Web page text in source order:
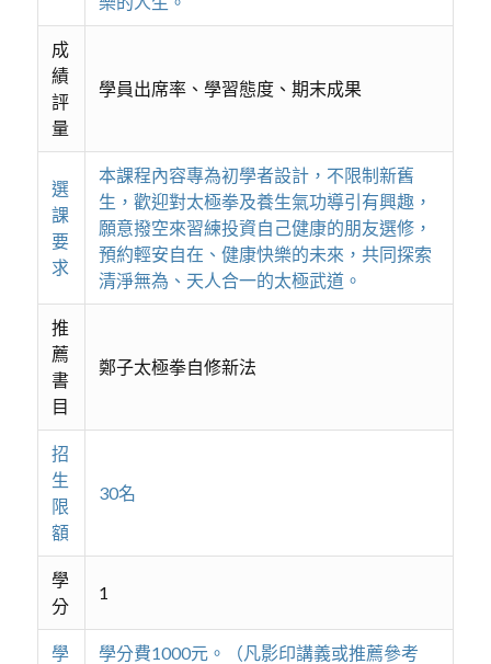
成
績
評
量
學員出席率、學習態度、期末成果
選
課
要
求
本課程內容專為初學者設計，不限制新舊
生，歡迎對太極拳及養生氣功導引有興趣，
願意撥空來習練投資自己健康的朋友選修，
預約輕安自在、健康快樂的未來，共同探索
清淨無為、天人合一的太極武道。
推
薦
書
目
鄭子太極拳自修新法
招
生
限
額
30名
學
分
1
學
學分費1000元。（凡影印講義或推薦參考